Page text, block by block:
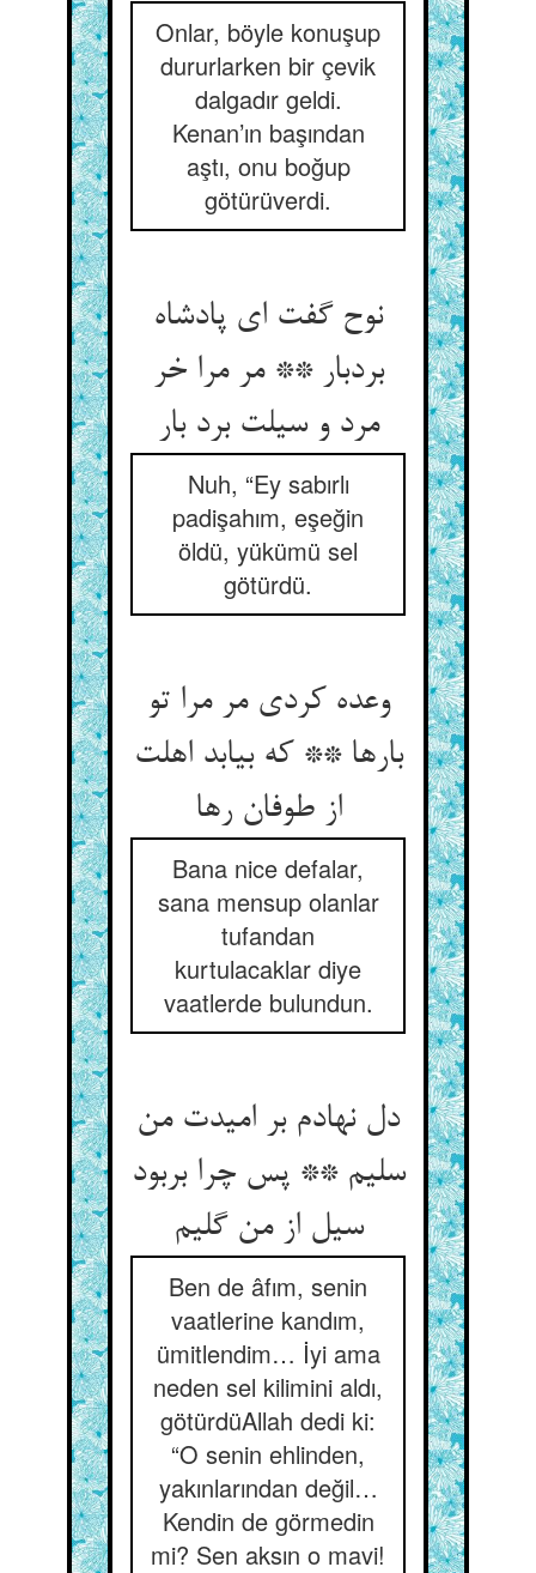
Onlar, böyle konuşup
dururlarken bir çevik
dalgadır geldi.
Kenan’ın başından
aştı, onu boğup
götürüverdi.
نوح گفت ای پادشاه
بردبار ** مر مرا خر
مرد و سیلت برد بار
Nuh, “Ey sabırlı
padişahım, eşeğin
öldü, yükümü sel
götürdü.
وعده کردی مر مرا تو
بارها ** که بیابد اهلت
از طوفان رها
Bana nice defalar,
sana mensup olanlar
tufandan
kurtulacaklar diye
vaatlerde bulundun.
دل نهادم بر امیدت من
سلیم ** پس چرا بربود
سیل از من گلیم
Ben de âfım, senin
vaatlerine kandım,
ümitlendim… İyi ama
neden sel kilimini aldı,
götürdüAllah dedi ki:
“O senin ehlinden,
yakınlarından değil…
Kendin de görmedin
mi? Sen aksın o mavi!